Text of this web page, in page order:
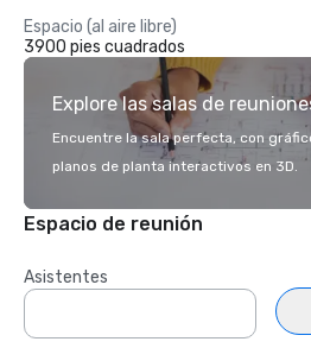
Espacio (al aire libre)
3900 pies cuadrados
Explore las salas de
Encuentre la sala perfecta, con
planos de planta interactivos en 3D.
Espacio de reunión
Asistentes